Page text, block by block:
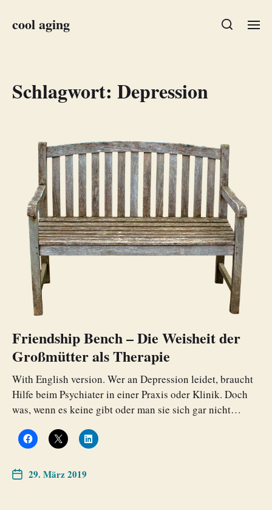
cool aging
Schlagwort: Depression
Friendship Bench – Die Weisheit der
Großmütter als Therapie
With English version. Wer an Depression leidet, braucht
Hilfe beim Psychiater in einer Praxis oder Klinik. Doch
was, wenn es keine gibt oder man sie sich gar nicht…
29. März 2019